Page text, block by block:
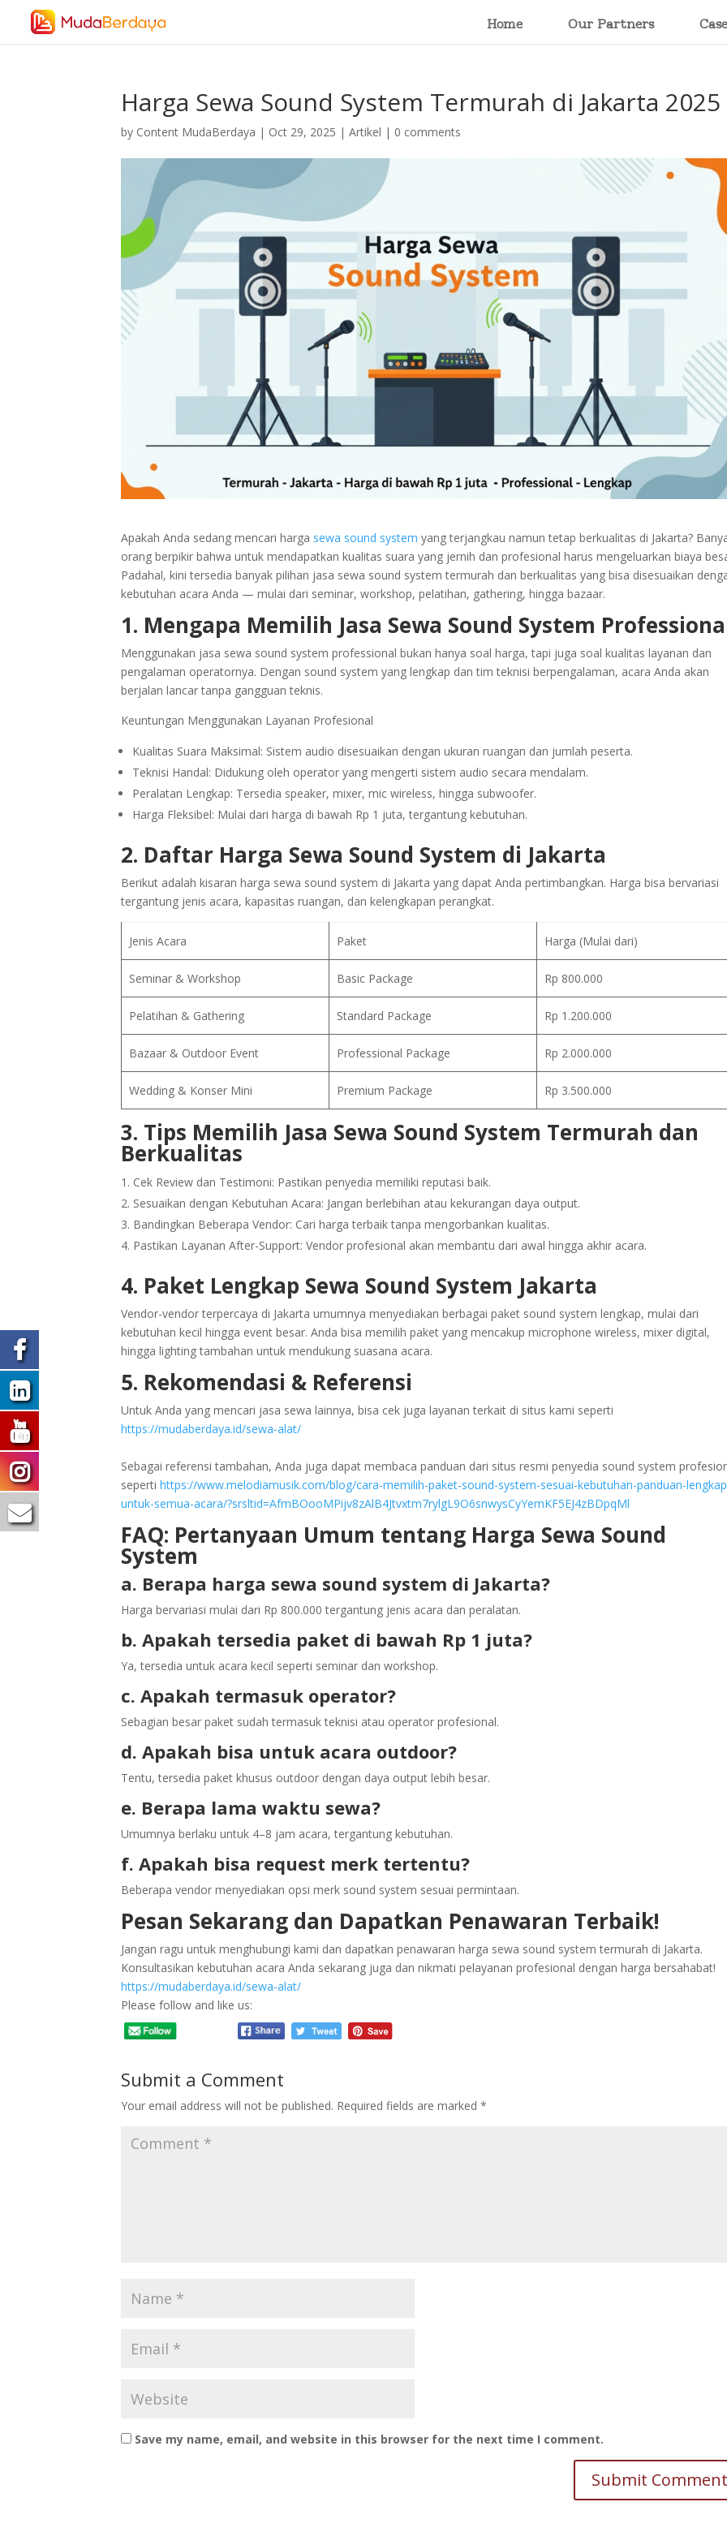
Home Our Partners
Harga Sewa Sound System Termurah di Jakarta 2025
by Content MudaBerdaya | Oct 29, 2025 |Artikel | 0 comments
Apakah Anda sedang mencari harga sewa sound systemyang terjangkau namun tetap berkualitas di Jakarta?
orang berpikir bahwa untuk mendapatkan kualitas suara yang jernih dan profesional harus mengeluarkan biaya
Padahal, kini tersedia banyak pilihan jasa sewa sound system termurah dan berkualitas yang bisa disesuaikan
kebutuhan acara Anda — mulai dari seminar, workshop, pelatihan, gathering, hingga bazaar.
1. Mengapa Memilih Jasa Sewa Sound System
Menggunakan jasa sewa sound system professional bukan hanya soal harga, tapi juga soal kualitas layanan dan
pengalaman operatornya. Dengan sound system yang lengkap dan tim teknisi berpengalaman, acara Anda akan
berjalan lancar tanpa gangguan teknis.
Keuntungan Menggunakan Layanan Profesional
Kualitas Suara Maksimal: Sistem audio disesuaikan dengan ukuran ruangan dan jumlah peserta.
Teknisi Handal: Didukung oleh operator yang mengerti sistem audio secara mendalam.
Peralatan Lengkap: Tersedia speaker, mixer, mic wireless, hingga subwoofer.
Harga Fleksibel: Mulai dari harga di bawah Rp 1 juta, tergantung kebutuhan.
2. Daftar Harga Sewa Sound System di Jakarta
Berikut adalah kisaran harga sewa sound system di Jakarta yang dapat Anda pertimbangkan. Harga bisa bervariasi
tergantung jenis acara, kapasitas ruangan, dan kelengkapan perangkat.
Jenis Acara Paket Harga (Mulai dari)
Seminar & Workshop Basic Package Rp 800.000
Pelatihan & Gathering Standard Package Rp 1.200.000
Bazaar & Outdoor Event Professional Package Rp 2.000.000
Wedding & Konser Mini Premium Package Rp 3.500.000
3. Tips Memilih Jasa Sewa Sound System Termurah dan
Berkualitas
Cek Review dan Testimoni: Pastikan penyedia memiliki reputasi baik.
Sesuaikan dengan Kebutuhan Acara: Jangan berlebihan atau kekurangan daya output.
Bandingkan Beberapa Vendor: Cari harga terbaik tanpa mengorbankan kualitas.
Pastikan Layanan After-Support: Vendor profesional akan membantu dari awal hingga akhir acara.
4. Paket Lengkap Sewa Sound System Jakarta
Vendor-vendor terpercaya di Jakarta umumnya menyediakan berbagai paket sound system lengkap, mulai dari
kebutuhan kecil hingga event besar. Anda bisa memilih paket yang mencakup microphone wireless, mixer digital,
hingga lighting tambahan untuk mendukung suasana acara.
5. Rekomendasi & Referensi
Untuk Anda yang mencari jasa sewa lainnya, bisa cek juga layanan terkait di situs kami seperti
https://mudaberdaya.id/sewa-alat/
Sebagai referensi tambahan, Anda juga dapat membaca panduan dari situs resmi penyedia sound system
sepertihttps://www.melodiamusik.com/blog/cara-memilih-paket-sound-system-sesuai-kebutuhan-panduan-
untuk-semua-acara/?srsltid=AfmBOooMPijv8zAlB4Jtvxtm7rylgL9O6snwysCyYemKF5EJ4zBDpqMl
FAQ: Pertanyaan Umum tentang Harga Sewa Sound
System
a. Berapa harga sewa sound system di Jakarta?
Harga bervariasi mulai dari Rp 800.000 tergantung jenis acara dan peralatan.
b. Apakah tersedia paket di bawah Rp 1 juta?
Ya, tersedia untuk acara kecil seperti seminar dan workshop.
c. Apakah termasuk operator?
Sebagian besar paket sudah termasuk teknisi atau operator profesional.
d. Apakah bisa untuk acara outdoor?
Tentu, tersedia paket khusus outdoor dengan daya output lebih besar.
e. Berapa lama waktu sewa?
Umumnya berlaku untuk 4–8 jam acara, tergantung kebutuhan.
f. Apakah bisa request merk tertentu?
Beberapa vendor menyediakan opsi merk sound system sesuai permintaan.
Pesan Sekarang dan Dapatkan Penawaran Terbaik!
Jangan ragu untuk menghubungi kami dan dapatkan penawaran harga sewa sound system termurah di Jakarta.
Konsultasikan kebutuhan acara Anda sekarang juga dan nikmati pelayanan profesional dengan harga bersahabat!
https://mudaberdaya.id/sewa-alat/
Please follow and like us:
Submit a Comment
Your email address will not be published. Required fields are marked*
Save my name, email, and website in this browser for the next time I comment.